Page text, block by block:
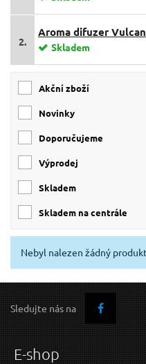
Globe(2)
0 ml
doma(33)
do auta(1)
Připojení
2.
Aroma difuzer
Skladem
Akční zboží
Novinky
Doporučujeme
Výprodej
skladem
skladem na centrále
Nebyl nalezen žádný
Sledujte nás na
E-shop